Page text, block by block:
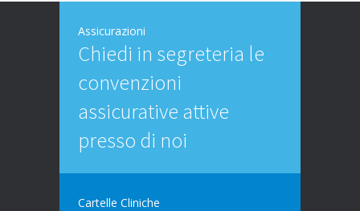
Assicurazioni
Chiedi in segreteria le
convenzioni
assicurative attive
presso di noi
Cartelle Cliniche